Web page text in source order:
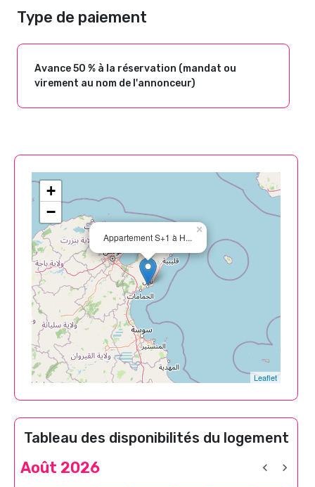
Type de paiement
Avance 50 % à la réservation (mandat ou
virement au nom de l'annonceur)
Appartement S+1 à H...
×
+
−
Leaflet
Tableau des disponibilités du logement
Août 2026